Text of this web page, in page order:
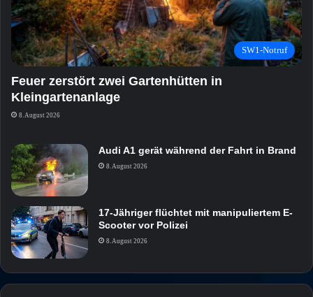
SW1-Notruf
Feuer zerstört zwei Gartenhütten in
Kleingartenanlage
8. August 2026
Audi A1 gerät während der Fahrt in Brand
8. August 2026
17-Jähriger flüchtet mit manipuliertem E-
Scooter vor Polizei
8. August 2026